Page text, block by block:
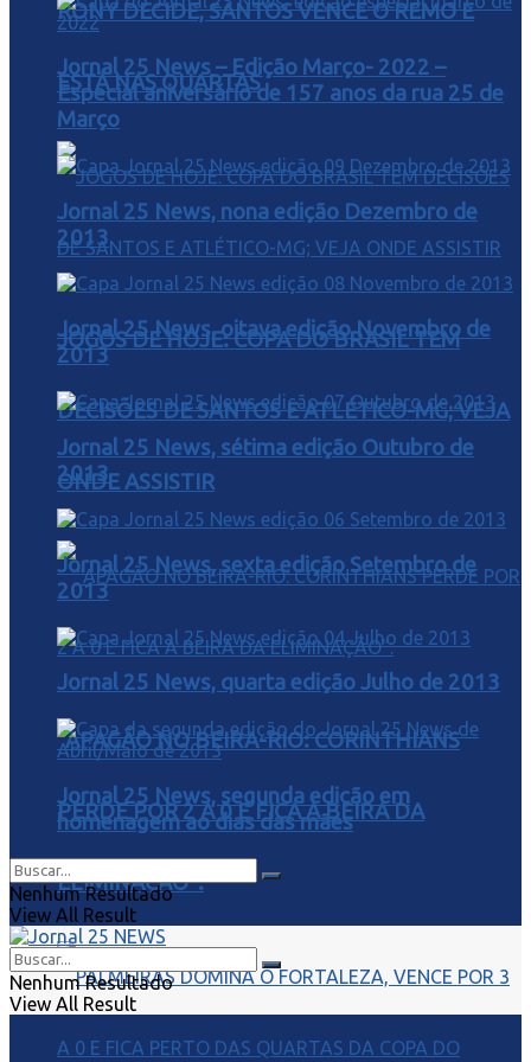
RONY DECIDE, SANTOS VENCE O REMO E
ESTÁ NAS QUARTAS
JOGOS DE HOJE: COPA DO BRASIL TEM
DECISÕES DE SANTOS E ATLÉTICO-MG; VEJA
ONDE ASSISTIR
“APAGÃO NO BEIRA-RIO: CORINTHIANS
PERDE POR 2 A 0 E FICA À BEIRA DA
ELIMINAÇÃO”.
Jornal 25 News – Edição Março- 2022 –
Especial aniversário de 157 anos da rua 25 de
Março
Jornal 25 News, nona edição Dezembro de
2013
Jornal 25 News, oitava edição Novembro de
2013
Jornal 25 News, sétima edição Outubro de
2013
Jornal 25 News, sexta edição Setembro de
2013
Jornal 25 News, quarta edição Julho de 2013
Jornal 25 News, segunda edição em
homenagem ao dias das mães
Nenhum Resultado
View All Result
Nenhum Resultado
View All Result